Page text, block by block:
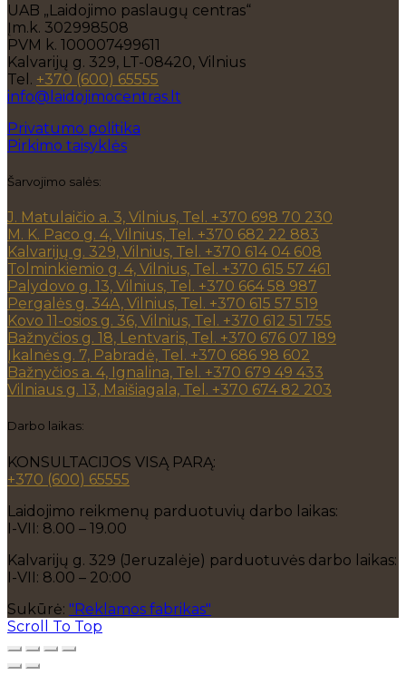
UAB „Laidojimo paslaugų centras“
Įm.k. 302998508
PVM k. 100007499611
Kalvarijų g. 329, LT-08420, Vilnius
Tel. +370 (600) 65555
info@laidojimocentras.lt
Privatumo politika
Pirkimo taisyklės
Šarvojimo salės:
J. Matulaičio a. 3, Vilnius, Tel. +370 698 70 230
M. K. Paco g. 4, Vilnius, Tel. +370 682 22 883
Kalvarijų g. 329, Vilnius, Tel. +370 614 04 608
Tolminkiemio g. 4, Vilnius, Tel. +370 615 57 461
Palydovo g. 13, Vilnius, Tel. +370 664 58 987
Pergalės g. 34A, Vilnius, Tel. +370 615 57 519
Kovo 11-osios g. 36, Vilnius, Tel. +370 612 51 755
Bažnyčios g. 18, Lentvaris, Tel. +370 676 07 189
Įkalnės g. 7, Pabradė, Tel. +370 686 98 602
Bažnyčios a. 4, Ignalina, Tel. +370 679 49 433
Vilniaus g. 13, Maišiagala, Tel. +370 674 82 203
Darbo laikas:
KONSULTACIJOS VISĄ PARĄ:
+370 (600) 65555
Laidojimo reikmenų parduotuvių darbo laikas:
I-VII: 8.00 – 19.00
Kalvarijų g. 329 (Jeruzalėje) parduotuvės darbo laikas:
I-VII: 8.00 – 20:00
Sukūrė: "Reklamos fabrikas"
Scroll To Top